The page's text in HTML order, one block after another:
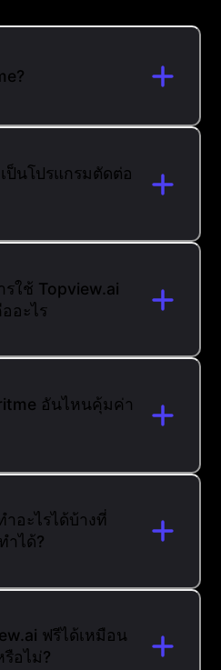
ป็นโปรแกรมตัดต่อ
ใช้ Topview.ai
อะไร
อันไหนคุ้มค่า
อะไรได้บ้างที่
ำได้?
ฟรีได้เหมือน
อไม่?